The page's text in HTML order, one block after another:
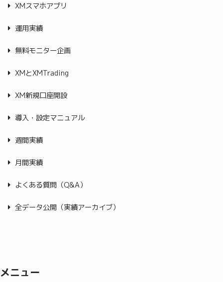
XMスマホアプリ
運用実績
無料モニター企画
XMとXMTrading
XM新規口座開設
導入・設定マニュアル
週間実績
月間実績
よくある質問（Q&A）
全データ公開（実績アーカイブ）
メニュー